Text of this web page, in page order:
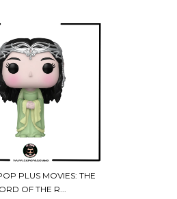
PLUS MOVIES: THE
OF THE R...